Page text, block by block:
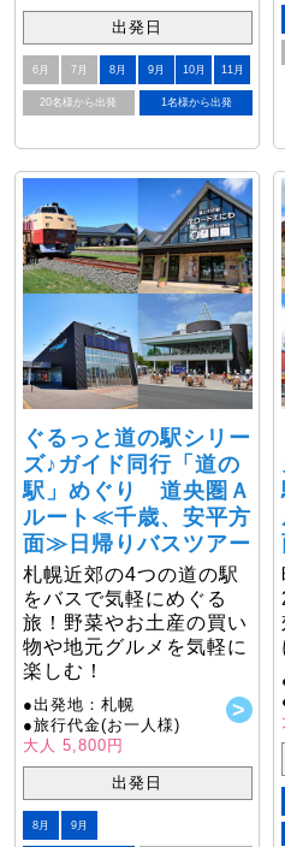
出発日
6月 7月 8月 9月 10月 11月
20名様から出発 1名様から出発
ぐるっと道の駅シリー
ズ♪ガイド同行「道の
駅」めぐり 道央圏Ａ
ルート≪千歳、安平方
面≫日帰りバスツアー
札幌近郊の4つの道の駅
をバスで気軽にめぐる
旅！野菜やお土産の買い
物や地元グルメを気軽に
楽しむ！
●出発地：札幌
●旅行代金(お一人様)
大人 5,800円
出発日
8月 9月